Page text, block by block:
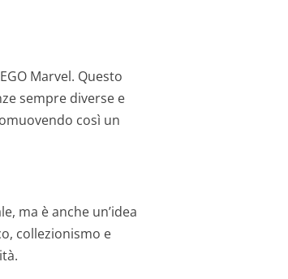
Marvel. Questo
sempre diverse e
così un
ma è anche un’idea
collezionismo e